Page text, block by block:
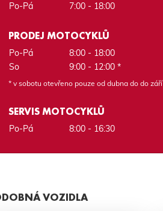
Po-Pá 7:00 - 18:00
PRODEJ MOTOCYKLŮ
Po-Pá
8:00 - 18:00
So
9:00 - 12:00 *
* v sobotu otevřeno pouze od dubna do do září
SERVIS MOTOCYKLŮ
Po-Pá 8:00 - 16:30
VOZIDLA